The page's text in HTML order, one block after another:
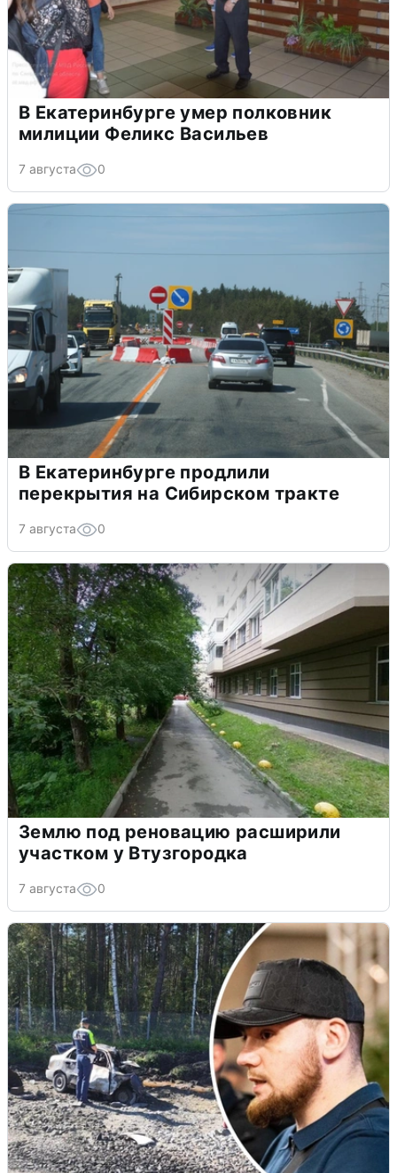
В Екатеринбурге умер полковник
милиции Феликс Васильев
7 августа 0
В Екатеринбурге продлили
перекрытия на Сибирском тракте
7 августа 0
Землю под реновацию расширили
участком у Втузгородка
7 августа 0